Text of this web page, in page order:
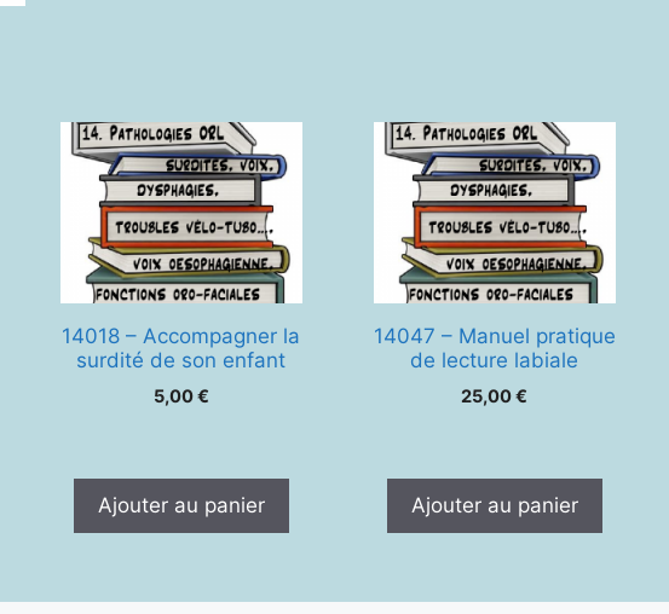
14018 – Accompagner la
surdité de son enfant
5,00€
Ajouter au panier
14047 – Manuel pratique
de lecture labiale
25,00€
Ajouter au panier